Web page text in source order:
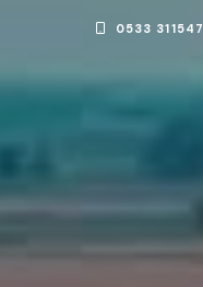
0533 311547